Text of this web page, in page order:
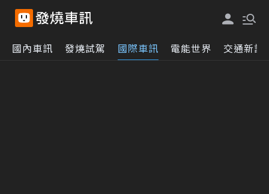
國內車訊 發燒試駕 國際車訊 電能世界 交通新訊